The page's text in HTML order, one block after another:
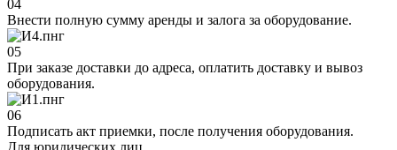
04
Внести полную сумму аренды и залога за оборудование.
05
При заказе доставки до адреса, оплатить доставку и вывоз
оборудования.
06
Подписать акт приемки, после получения оборудования.